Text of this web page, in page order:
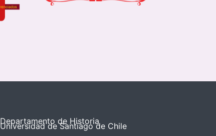
Departamento de Historia
Universidad de Santiago de Chile